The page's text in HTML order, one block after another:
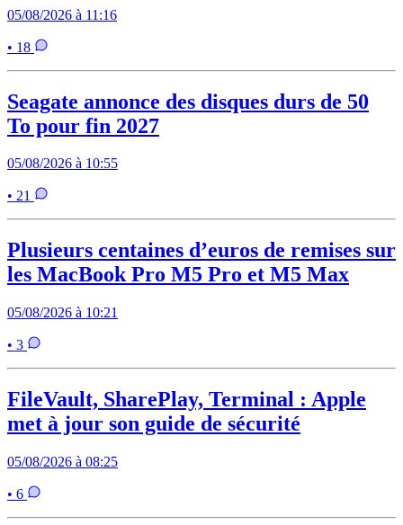
05/08/2026 à 11:16
• 18
Seagate annonce des disques durs de 50
To pour fin 2027
05/08/2026 à 10:55
• 21
Plusieurs centaines d’euros de remises sur
les MacBook Pro M5 Pro et M5 Max
05/08/2026 à 10:21
• 3
FileVault, SharePlay, Terminal : Apple
met à jour son guide de sécurité
05/08/2026 à 08:25
• 6